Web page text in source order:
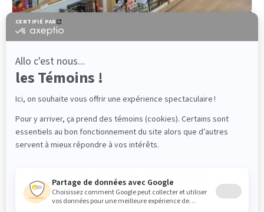
CONTACT
Contactez notre
équipe pour débuter
votre projet